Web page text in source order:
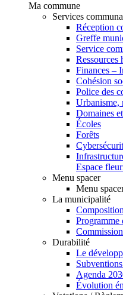
Ma commune
Services
Réception
Greffe
Service
Ressources
Finances –
Cohésion
Police des
Urbanisme,
Domaines
Écoles
Forêts
Espace
Menu spacer
Menu
La municipalité
Composition
Programme
Durabilité
Le
Agenda
Évolution